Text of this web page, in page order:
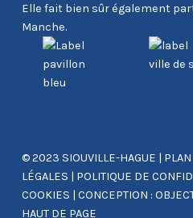
Elle fait bien sûr également
Manche.
© 2023 SIOUVILLE-HAGUE |
LÉGALES | POLITIQUE DE
COOKIES | CONCEPTION :
HAUT DE PAGE